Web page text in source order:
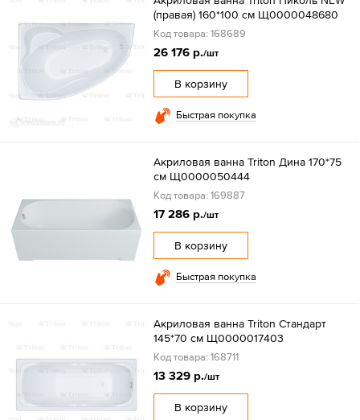
(правая) 160*100 см Щ0000048680
Код товара: 168689
26 176 р./шт
В корзину
Быстрая покупка
Акриловая ванна Triton Дина 170*75
см Щ0000050444
Код товара: 169887
17 286 р./шт
В корзину
Быстрая покупка
Акриловая ванна Triton Стандарт
145*70 см Щ0000017403
Код товара: 168711
13 329 р./шт
В корзину